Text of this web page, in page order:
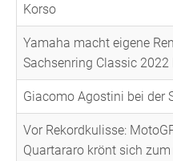
Korso
Yamaha macht eigene
Sachsenring Classic 2022
Giacomo Agostini bei der
Vor Rekordkulisse:
Quartararo krönt sich